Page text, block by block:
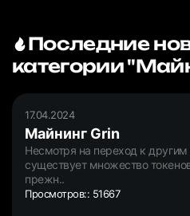
Последние
категории
17.04.2024
Майнинг Grin
Несмотря на переход к
существует множество
прежн..
Просмотров:: 51667